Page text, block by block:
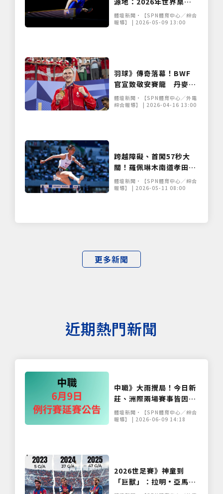
更多新聞
團體錦標賽倫敦點燃戰火
體壇新聞•【SPN體育中心／綜合
報導】 | 2026-05-09 13:00
羽球》傳奇落幕！BWF
官宣致敬安賽龍 丹麥球
王正式告別國際賽場
體壇新聞•【SPN體育中心／外電
綜合報導】 | 2026-04-16 13:00
跨越障礙、首闖57秒大
關！羅佩琳木南道孝田徑
賽摘金 寫下生涯新里程碑
體壇新聞•【SPN體育中心／綜合
報導】 | 2026-05-11 08:00
近期熱門新聞
中職》大雨攪局！今日新
莊、洲際兩場賽事皆因雨
延賽 補賽日程出爐
體壇新聞•【SPN體育中心／綜合
報導】 | 2026-06-09 14:18
2026世足賽》神童到
「巨獸」：拉明·亞馬爾
僅必需的Cookies 同意